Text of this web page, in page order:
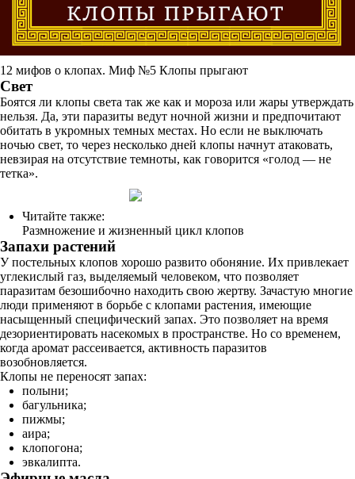
12 мифов о клопах. Миф №5 Клопы прыгают
Свет
Боятся ли клопы света так же как и мороза или жары утверждать
нельзя. Да, эти паразиты ведут ночной жизни и предпочитают
обитать в укромных темных местах. Но если не выключать
ночью свет, то через несколько дней клопы начнут атаковать,
невзирая на отсутствие темноты, как говорится «голод — не
тетка».
Читайте также:
Размножение и жизненный цикл клопов
Запахи растений
У постельных клопов хорошо развито обоняние. Их привлекает
углекислый газ, выделяемый человеком, что позволяет
паразитам безошибочно находить свою жертву. Зачастую многие
люди применяют в борьбе с клопами растения, имеющие
насыщенный специфический запах. Это позволяет на время
дезориентировать насекомых в пространстве. Но со временем,
когда аромат рассеивается, активность паразитов
возобновляется.
Клопы не переносят запах:
полыни;
багульника;
пижмы;
аира;
клопогона;
эвкалипта.